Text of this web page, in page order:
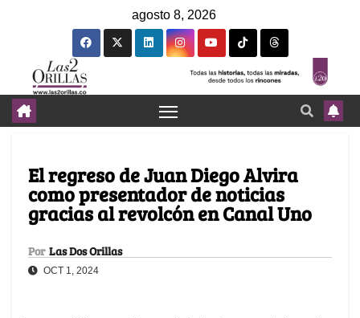
agosto 8, 2026
El regreso de Juan Diego Alvira
como presentador de noticias
gracias al revolcón en Canal Uno
Por Las Dos Orillas
OCT 1, 2024